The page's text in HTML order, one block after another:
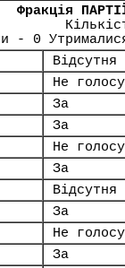
Фракція
- 0
Відсутня
Не
За
За
Не
За
Відсутня
За
Не
За